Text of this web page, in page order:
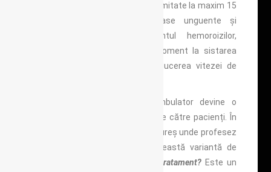
cu apă la temperatura camereilimitate la maxim 15
minute. Deși există numeroase unguente și
supozitoare pentru tratamentul hemoroizilor,
utilizarea acestora ajută pe moment la sistarea
simptomelor și eventual la reducerea vitezei de
Tratamentul în condiții de ambulator devine o
soluție din ce în ce mai dorită de către pacienți. În
cadrul clinicii Proctoline Târgu Mureș unde profesez
ca și medic chirurg oferim această variantă de
Ce reprezintă acest tratament? Este un